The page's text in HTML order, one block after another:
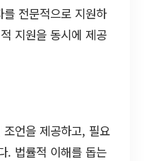
전문적으로 지원하
지원을 동시에 제공
언을 제공하고, 필요
. 법률적 이해를 돕는